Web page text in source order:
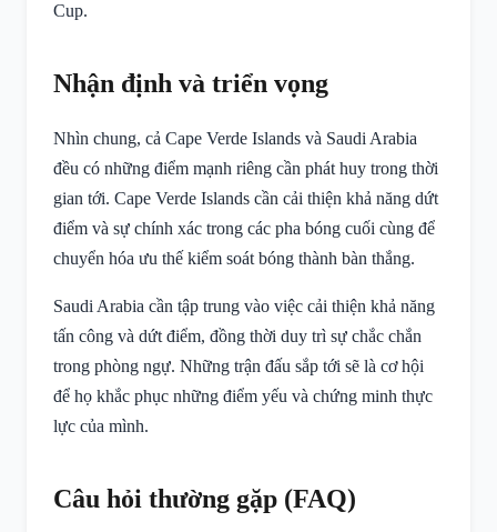
Cup.
Nhận định và triển vọng
Nhìn chung, cả Cape Verde Islands và Saudi Arabia
đều có những điểm mạnh riêng cần phát huy trong thời
gian tới. Cape Verde Islands cần cải thiện khả năng dứt
điểm và sự chính xác trong các pha bóng cuối cùng để
chuyển hóa ưu thế kiểm soát bóng thành bàn thắng.
Saudi Arabia cần tập trung vào việc cải thiện khả năng
tấn công và dứt điểm, đồng thời duy trì sự chắc chắn
trong phòng ngự. Những trận đấu sắp tới sẽ là cơ hội
để họ khắc phục những điểm yếu và chứng minh thực
lực của mình.
Câu hỏi thường gặp (FAQ)